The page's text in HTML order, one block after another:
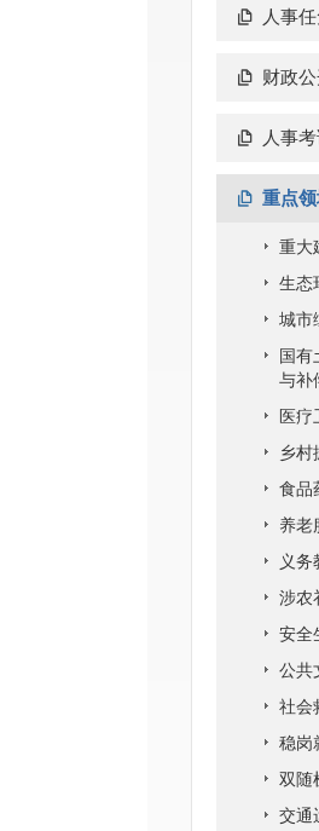
人事
财政
人事
重点
重大
生态
城市
国有
与补
医疗
乡村
食品
养老
义务
涉农
安全
公共
社会
稳岗
双随
交通